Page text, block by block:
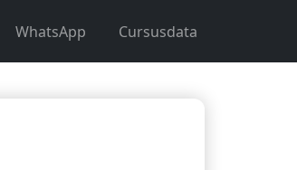
WhatsApp Cursusdata